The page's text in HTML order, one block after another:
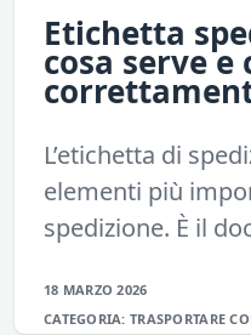
Etichetta
cosa serve e
L’etichetta di
elementi più
spedizione. È il
18 MARZO 2026
CATEGORIA:TRASPORTARE